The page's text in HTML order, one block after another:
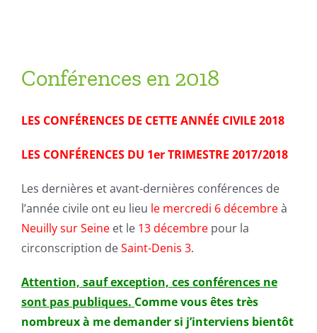
Conférences en 2018
LES CONFÉRENCES DE CETTE ANNÉE CIVILE 2018
LES CONFÉRENCES DU 1er TRIMESTRE 2017/2018
Les dernières et avant-dernières conférences de
l’année civile ont eu lieu le mercredi 6 décembreà
Neuilly sur Seine et le 13 décembre pour la
circonscription deSaint-Denis 3.
Attention, sauf exception, ces conférences ne
sont pas publiques. Comme vous êtes très
nombreux à me demander si j’interviens bientôt